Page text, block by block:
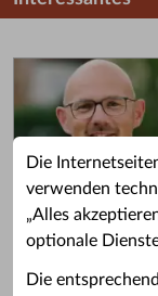
Die
verwenden
„Alles
optionale
Die
Grußwort des OB